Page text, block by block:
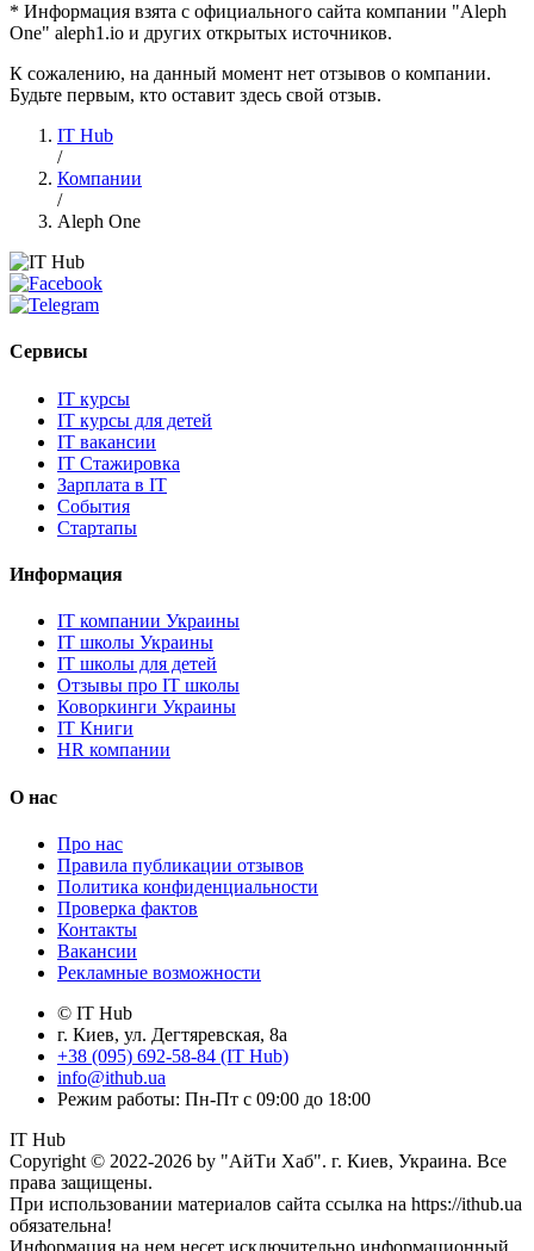
* Информация взята с официального сайта компании "Aleph
One" aleph1.io и других открытых источников.
К сожалению, на данный момент нет отзывов о компании.
Будьте первым, кто оставит здесь свой отзыв.
IT Hub
/
Компании
/
Aleph One
Сервисы
IT курсы
IT курсы для детей
IT вакансии
IT Стажировка
Зарплата в IT
События
Стартапы
Информация
IT компании Украины
IT школы Украины
IT школы для детей
Отзывы про IT школы
Коворкинги Украины
IT Книги
HR компании
О нас
Про нас
Правила публикации отзывов
Политика конфиденциальности
Проверка фактов
Контакты
Вакансии
Рекламные возможности
© IT Hub
г. Киев, ул. Дегтяревская, 8а
+38 (095) 692-58-84 (IT Hub)
info@ithub.ua
Режим работы: Пн-Пт с 09:00 до 18:00
IT Hub
Copyright © 2022-2026 by "АйТи Хаб". г. Киев, Украина. Все
права защищены.
При использовании материалов сайта ссылка на https://ithub.ua
обязательна!
Информация на нем несет исключительно информационный